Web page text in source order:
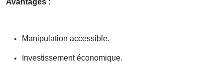
Avantages :
Manipulation accessible.
Investissement économique.